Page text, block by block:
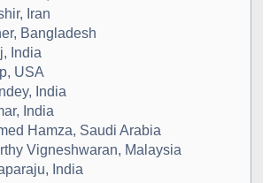
Iran
Bangladesh
India
USA
India
India
Hamza, Saudi Arabia
Vigneshwaran, Malaysia
India